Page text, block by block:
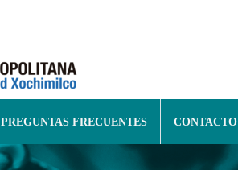
PREGUNTAS FRECUENTES CONTACTO